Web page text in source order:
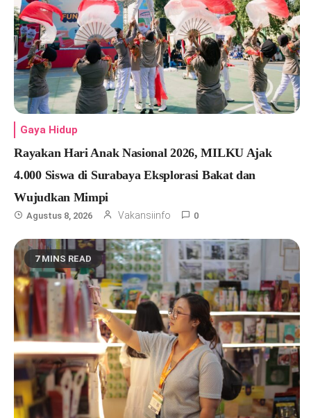
Gaya Hidup
Rayakan Hari Anak Nasional 2026, MILKU Ajak
4.000 Siswa di Surabaya Eksplorasi Bakat dan
Wujudkan Mimpi
Agustus 8, 2026 Vakansiinfo 0
7 MINS READ